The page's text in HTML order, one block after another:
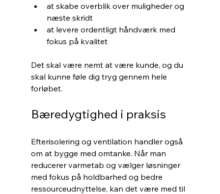
at skabe overblik over muligheder og
næste skridt
at levere ordentligt håndværk med
fokus på kvalitet
Det skal være nemt at være kunde, og du
skal kunne føle dig tryg gennem hele
forløbet.
Bæredygtighed i praksis
Efterisolering og ventilation handler også
om at bygge med omtanke. Når man
reducerer varmetab og vælger løsninger
med fokus på holdbarhed og bedre
ressourceudnyttelse, kan det være med til